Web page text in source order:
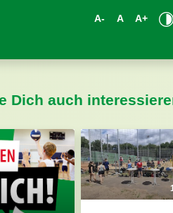
A- A A+
Dich auch